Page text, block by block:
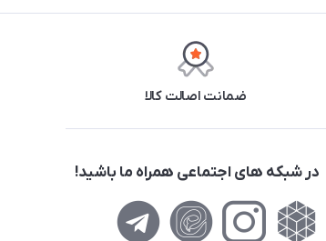
ضمانت اصالت کالا
در شبکه های اجتماعی همراه ما باشید!